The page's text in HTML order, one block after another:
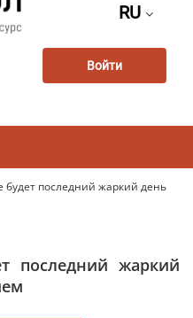
RU
Войти
будет последний жаркий день
последний жаркий